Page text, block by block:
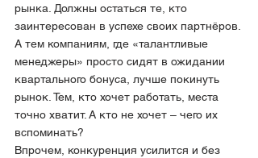
рынка. Должны остаться те, кто
заинтересован в успехе своих партнёров.
А тем компаниям, где «талантливые
менеджеры» просто сидят в ожидании
квартального бонуса, лучше покинуть
рынок. Тем, кто хочет работать, места
точно хватит. А кто не хочет – чего их
вспоминать?
Впрочем, конкуренция усилится и без